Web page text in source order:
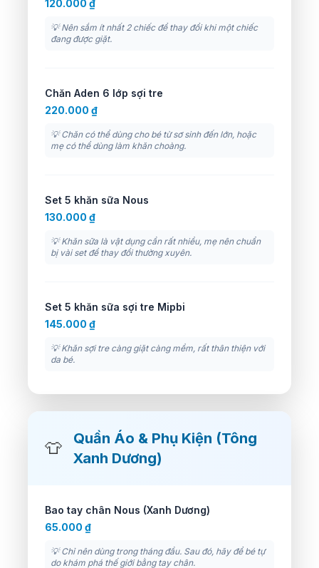
120.000 ₫
💡 Nên sắm ít nhất 2 chiếc để thay đổi khi một chiếc
đang được giặt.
Chăn Aden 6 lớp sợi tre
220.000 ₫
💡 Chăn có thể dùng cho bé từ sơ sinh đến lớn, hoặc
mẹ có thể dùng làm khăn choàng.
Set 5 khăn sữa Nous
130.000 ₫
💡 Khăn sữa là vật dụng cần rất nhiều, mẹ nên chuẩn
bị vài set để thay đổi thường xuyên.
Set 5 khăn sữa sợi tre Mipbi
145.000 ₫
💡 Khăn sợi tre càng giặt càng mềm, rất thân thiện với
da bé.
👕
Quần Áo & Phụ Kiện (Tông
Xanh Dương)
Bao tay chân Nous (Xanh Dương)
65.000 ₫
💡 Chỉ nên dùng trong tháng đầu. Sau đó, hãy để bé tự
do khám phá thế giới bằng tay chân.